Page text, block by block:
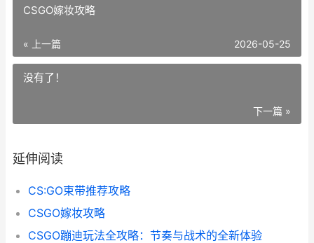
CSGO嫁妆攻略
« 上一篇 2026-05-25
没有了！
下一篇 »
延伸阅读
CS:GO束带推荐攻略
CSGO嫁妆攻略
CSGO蹦迪玩法全攻略：节奏与战术的全新体验